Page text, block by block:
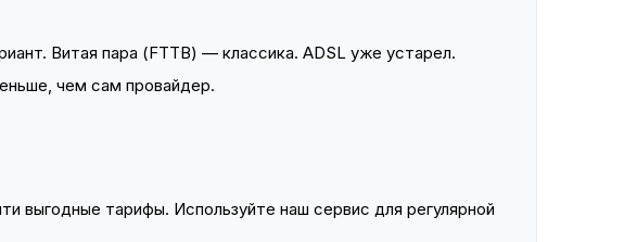
Витая пара (FTTB) — классика. ADSL уже устарел.
чем сам провайдер.
выгодные тарифы. Используйте наш сервис для регулярной